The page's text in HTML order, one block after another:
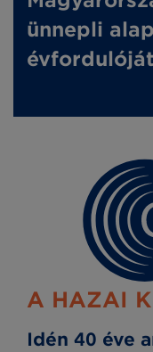
ünnepli
A HAZAI
Idén 40 éve